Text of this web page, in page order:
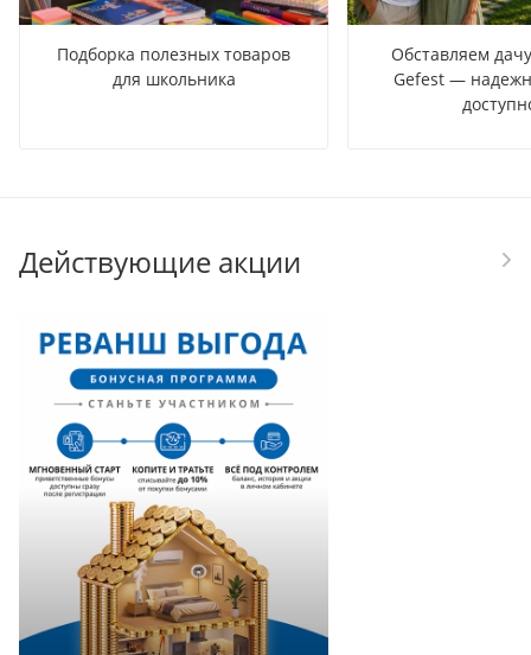
Подборка полезных товаров
для школьника
Обставляем
Gefest —
Действующие акции